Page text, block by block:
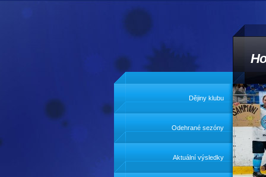
Dějiny klubu
Odehrané sezóny
Aktuální výsledky